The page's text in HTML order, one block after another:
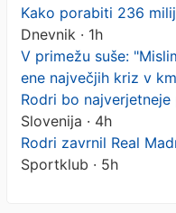
Kako porabiti 236
Dnevnik · 1h
V primežu suše:
ene največjih kriz v
Rodri bo
Slovenija · 4h
Rodri zavrnil Real
Sportklub · 5h